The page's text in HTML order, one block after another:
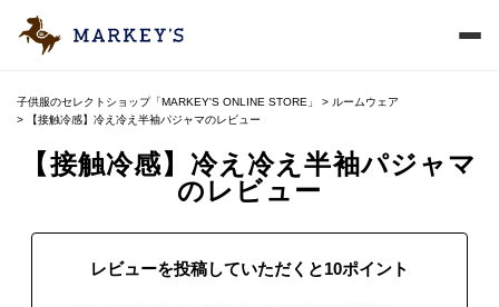
子供服のセレクトショップ「MARKEY'S ONLINE STORE」
ルームウェア
【接触冷感】冷え冷え半袖パジャマのレビュー
【接触冷感】冷え冷え半袖パジャマ
のレビュー
レビューを投稿していただくと10ポイント